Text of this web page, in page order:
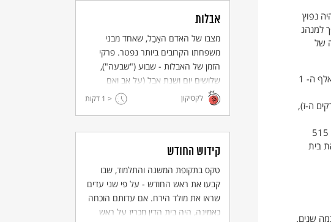
נפוץ
למנהג
של
בית המקדש: הבית הקדוש שנבנה בירושלים, בהר המוריה. בית המקדש היה קיים כאלף שנה – במשך רוב האלף ה- 1
א פרקים ה-ז),
הבית השני: בית המקדש השני, נבנה בתקופת שיבת ציון, במאה ה- 6 לפני הספירה, ובנייתו הסתיימה בשנת 515
ואת בית
שנים.
אבלות
מצבו של האדם האָבֵל, שאחד מבני
משפחתו הקרובים ביותר נפטר. פרקי
הזמן של האבלות - שבוע ("שבעה"),
שלושים יום ושנת אבל (על אב ואם
בלבד) - נועדו לסייע למתאבל להשלים
עם אובדנו ולחזור לחיים בהדרגה.
לקסיקון < 1 דקות
קידוש החודש
טקס בתקופת המשנה והתלמוד, שבו
קבעו את ראש החודש - על פי שני עדים
שראו את מולד הירח. אם עדותם הוכחה
כאמינה, היה בית הדין מכריז על ראש